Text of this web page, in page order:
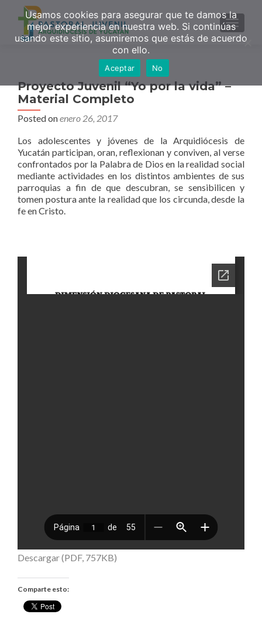
MENU
Proyecto Juvenil “Yo por la vida” –
Material Completo
Posted onenero 26, 2017
Los adolescentes y jóvenes de la Arquidiócesis de
Yucatán participan, oran, reflexionan y conviven, al verse
confrontados por la Palabra de Dios en la realidad social
mediante actividades en los distintos ambientes de sus
parroquias a fin de que descubran, se sensibilicen y
tomen postura ante la realidad que los circunda, desde la
fe en Cristo.
Descargar (PDF, 757KB)
Comparte esto:
Usamos cookies para asegurar que te damos la
mejor experiencia en nuestra web. Si continúas
usando este sitio, asumiremos que estás de acuerdo
con ello.
Aceptar No